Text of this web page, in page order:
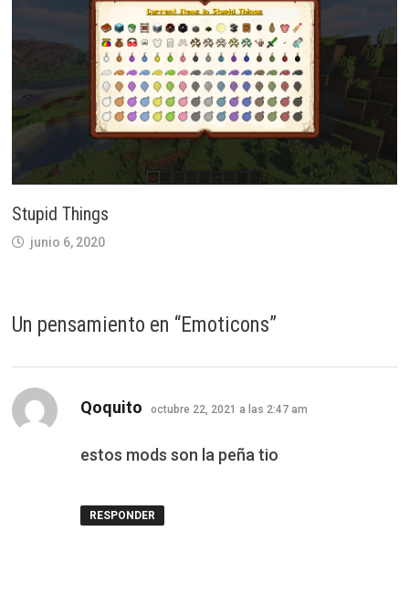
Stupid Things
junio 6, 2020
Un pensamiento en “Emoticons”
Qoquito dice:
octubre 22, 2021 a las 2:47 am
estos mods son la peña tio
RESPONDER